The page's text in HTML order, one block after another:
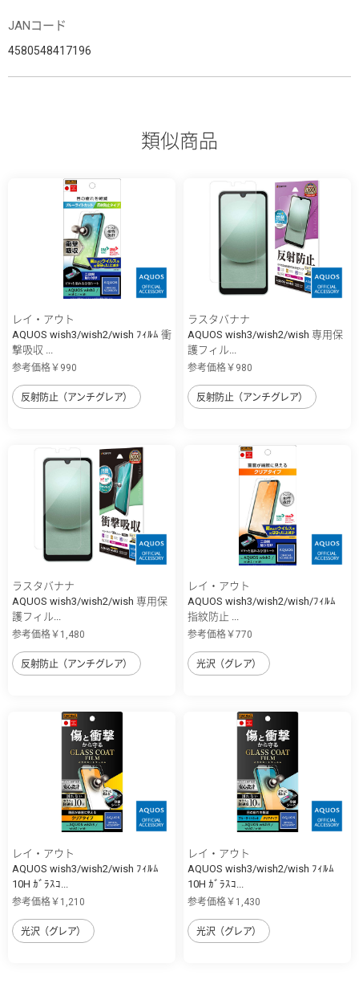
JANコード
4580548417196
類似商品
レイ・アウト
AQUOS wish3/wish2/wish ﾌｨﾙﾑ 衝
撃吸収 ...
参考価格￥990
反射防止（アンチグレア）
ラスタバナナ
AQUOS wish3/wish2/wish 専用保
護フィル...
参考価格￥980
反射防止（アンチグレア）
ラスタバナナ
AQUOS wish3/wish2/wish 専用保
護フィル...
参考価格￥1,480
反射防止（アンチグレア）
レイ・アウト
AQUOS wish3/wish2/wish/ﾌｨﾙﾑ
指紋防止 ...
参考価格￥770
光沢（グレア）
レイ・アウト
AQUOS wish3/wish2/wish ﾌｨﾙﾑ
10H ｶﾞﾗｽｺ...
参考価格￥1,210
光沢（グレア）
レイ・アウト
AQUOS wish3/wish2/wish ﾌｨﾙﾑ
10H ｶﾞﾗｽｺ...
参考価格￥1,430
光沢（グレア）